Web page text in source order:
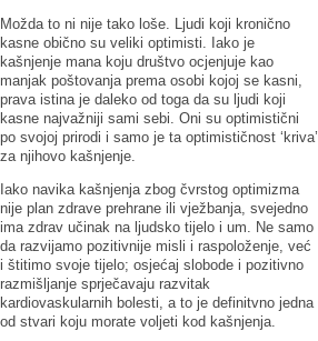
Možda to ni nije tako loše. Ljudi koji kronično
kasne obično su veliki optimisti. Iako je
kašnjenje mana koju društvo ocjenjuje kao
manjak poštovanja prema osobi kojoj se kasni,
prava istina je daleko od toga da su ljudi koji
kasne najvažniji sami sebi. Oni su optimistični
po svojoj prirodi i samo je ta optimističnost ‘kriva’
za njihovo kašnjenje.
Iako navika kašnjenja zbog čvrstog optimizma
nije plan zdrave prehrane ili vježbanja, svejedno
ima zdrav učinak na ljudsko tijelo i um. Ne samo
da razvijamo pozitivnije misli i raspoloženje, već
i štitimo svoje tijelo; osjećaj slobode i pozitivno
razmišljanje sprječavaju razvitak
kardiovaskularnih bolesti, a to je definitvno jedna
od stvari koju morate voljeti kod kašnjenja.